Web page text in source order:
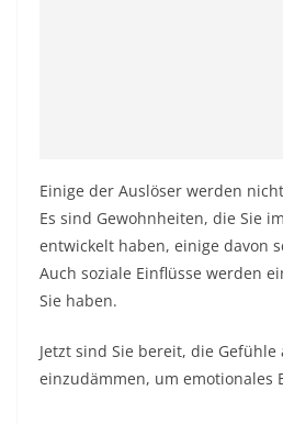
Einige der Auslöser werden
Es sind Gewohnheiten, die Sie
entwickelt haben, einige davon
Auch soziale Einflüsse werden
Sie haben.
Jetzt sind Sie bereit, die Gefühle
einzudämmen, um emotionales